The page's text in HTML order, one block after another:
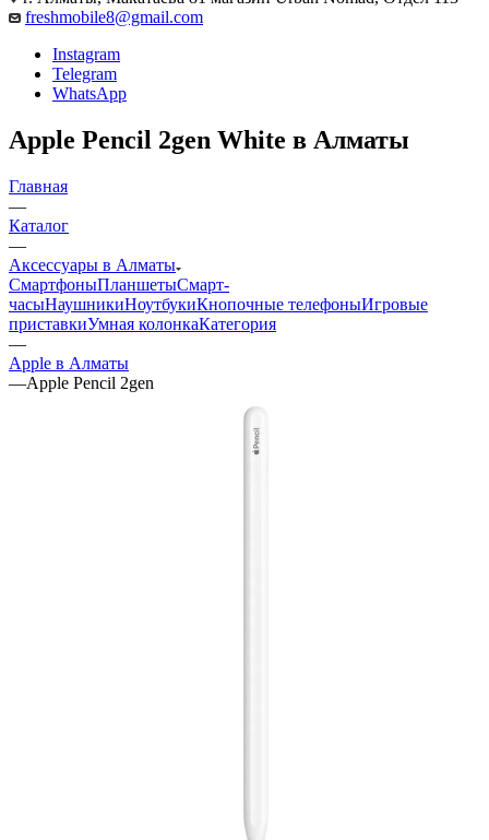
freshmobile8@gmail.com
Instagram
Telegram
WhatsApp
Apple Pencil 2gen White в Алматы
Главная
—
Каталог
—
Аксессуары в Алматы
СмартфоныПланшетыСмарт-
часыНаушникиНоутбукиКнопочные телефоныИгровые
приставкиУмная колонкаКатегория
—
Apple в Алматы
—Apple Pencil 2gen